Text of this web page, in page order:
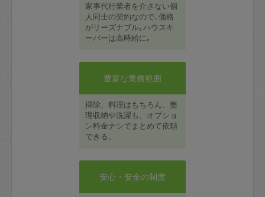
家事代行業者を介さない個
人同士の契約なので､価格
がリーズナブル｡ハウスキ
ーパーは高時給に｡
豊富な業務範囲
掃除、料理はもちろん、整
理収納や洗濯も、オプショ
ン料金ナシでまとめて依頼
できる。
安心・安全の制度